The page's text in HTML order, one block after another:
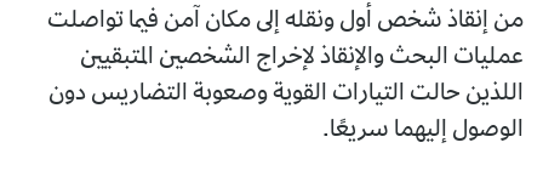
من إنقاذ شخص أول ونقله إلى مكان آمن فيما تواصلت
عمليات البحث والإنقاذ لإخراج الشخصين المتبقيين
اللذين حالت التيارات القوية وصعوبة التضاريس دون
الوصول إليهما سريعًا.